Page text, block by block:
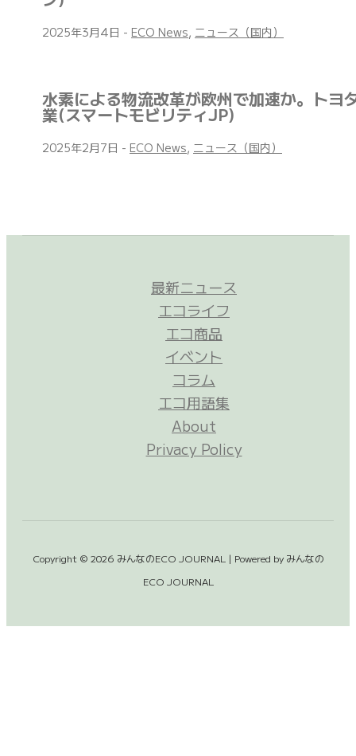
2025年3月4日 - ECO News, ニュース（国内）
水素による物流改革が欧州で加速か。トヨ
業(スマートモビリティJP)
2025年2月7日 - ECO News, ニュース（国内）
最新ニュース
エコライフ
エコ商品
イベント
コラム
エコ用語集
About
Privacy Policy
Copyright © 2026 みんなのECO JOURNAL | Powered by みんなの
ECO JOURNAL